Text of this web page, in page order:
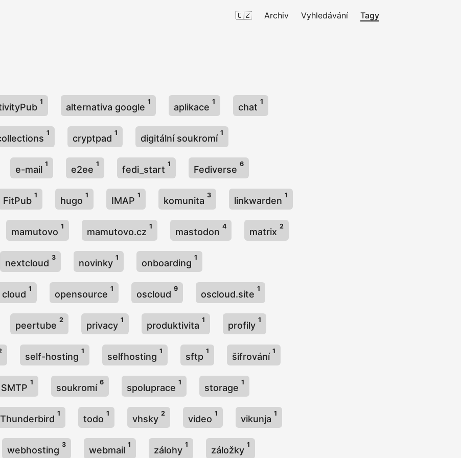
🇨🇿 Archiv Vyhledávání Tagy
1
alternativa google
1
aplikace
1
chat
1
1
cryptpad
1
digitální soukromí
1
e-mail
1
e2ee
1
fedi_start
1
Fediverse
6
FitPub
1
hugo
1
IMAP
1
komunita
3
linkwarden
1
mamutovo
1
mamutovo.cz
1
mastodon
4
matrix
2
nextcloud
3
novinky
1
onboarding
1
1
opensource
1
oscloud
9
oscloud.site
1
peertube
2
privacy
1
produktivita
1
profily
1
self-hosting
1
selfhosting
1
sftp
1
šifrování
1
SMTP
1
soukromí
6
spoluprace
1
storage
1
Thunderbird
1
todo
1
vhsky
2
video
1
vikunja
1
webhosting
3
webmail
1
zálohy
1
záložky
1